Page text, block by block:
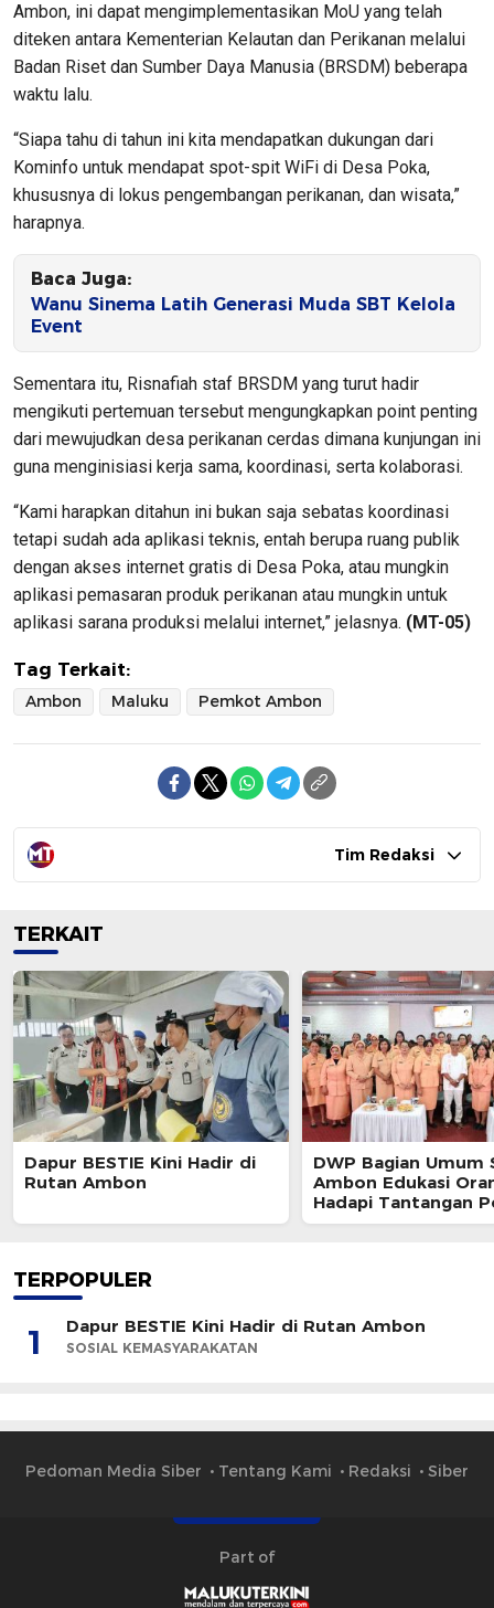
Ambon, ini dapat mengimplementasikan MoU yang telah
diteken antara Kementerian Kelautan dan Perikanan melalui
Badan Riset dan Sumber Daya Manusia (BRSDM) beberapa
waktu lalu.
“Siapa tahu di tahun ini kita mendapatkan dukungan dari
Kominfo untuk mendapat spot-spit WiFi di Desa Poka,
khususnya di lokus pengembangan perikanan, dan wisata,”
harapnya.
Baca Juga:
Wanu Sinema Latih Generasi Muda SBT Kelola
Event
Sementara itu, Risnafiah staf BRSDM yang turut hadir
mengikuti pertemuan tersebut mengungkapkan point penting
dari mewujudkan desa perikanan cerdas dimana kunjungan ini
guna menginisiasi kerja sama, koordinasi, serta kolaborasi.
“Kami harapkan ditahun ini bukan saja sebatas koordinasi
tetapi sudah ada aplikasi teknis, entah berupa ruang publik
dengan akses internet gratis di Desa Poka, atau mungkin
aplikasi pemasaran produk perikanan atau mungkin untuk
aplikasi sarana produksi melalui internet,” jelasnya. (MT-05)
Tag Terkait:
Ambon Maluku Pemkot Ambon
Tim Redaksi
TERKAIT
Dapur BESTIE Kini Hadir di
Rutan Ambon
DWP Bagian
Ambon Edukasi
Hadapi Tantangan
Modern
TERPOPULER
1 Dapur BESTIE Kini Hadir di Rutan Ambon
SOSIAL KEMASYARAKATAN
Pedoman Media Siber Tentang Kami Redaksi Siber
Part of